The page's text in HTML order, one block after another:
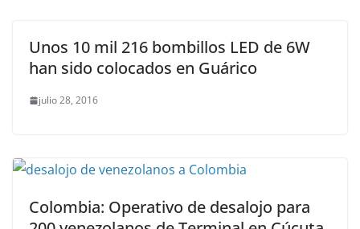
Unos 10 mil 216 bombillos LED de 6W
han sido colocados en Guárico
julio 28, 2016
Colombia: Operativo de desalojo para